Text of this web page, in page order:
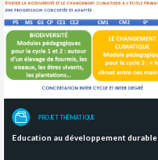
PROJET THÉMATIQUE
Education au développement durable